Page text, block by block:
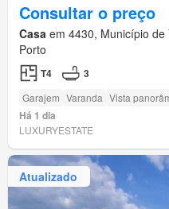
Consultar o preço
Casa em 4430, Município de
Porto
T4 3
Garajem Varanda Vista
Há 1 dia
LUXURYESTATE
Atualizado